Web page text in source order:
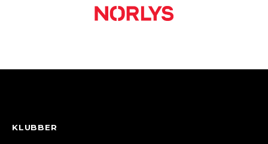
KLUBBER